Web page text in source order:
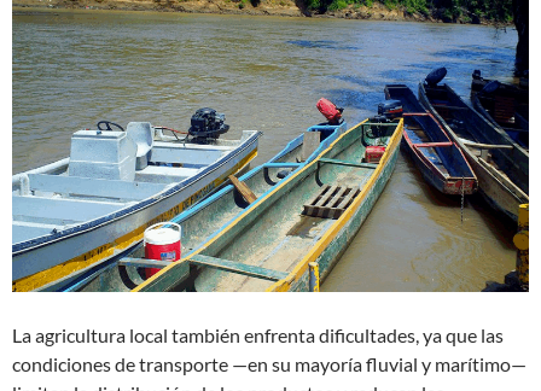
La agricultura local también enfrenta dificultades, ya que las
condiciones de transporte —en su mayoría fluvial y marítimo—